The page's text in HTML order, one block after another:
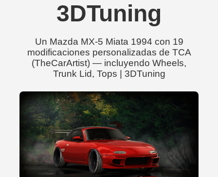
3DTuning
Un Mazda MX-5 Miata 1994 con 19
modificaciones personalizadas de TCA
(TheCarArtist) — incluyendo Wheels,
Trunk Lid, Tops | 3DTuning